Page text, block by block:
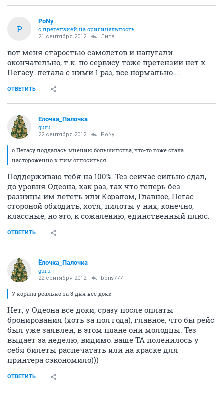
P
PoNy
с претензией на оригинальность
21 сентября 2012 Липа
вот меня старостью самолетов и напугали
окончательно, т.к. по сервису тоже претензий нет к
Пегасу. летала с ними 1 раз, все нормально....
ОТВЕТИТЬ
Ёлочка_Палочка
guru
22 сентября 2012 PoNy
о Пегасу поддалась мнению большинства, что-то тоже стала
настороженно к ним относиться.
Поддерживаю тебя на 100%. Тез сейчас сильно сдал,
до уровня Одеона, как раз, так что теперь без
разницы им лететь или Коралом,.Главное, Пегас
стороной обходить, хотя, пилоты у них, конечно,
классные, но это, к сожалению, единственный плюс.
ОТВЕТИТЬ
Ёлочка_Палочка
guru
22 сентября 2012 boris777
У корала реально за 3 дня все доки
Нет, у Одеона все доки, сразу после оплаты
бронирования (хоть за пол года), главное, что бы рейс
был уже заявлен, в этом плане они молодцы. Тез
выдает за неделю, видимо, ваше ТА поленилось у
себя билеты распечатать или на краске для
принтера сэкономило)))
ОТВЕТИТЬ